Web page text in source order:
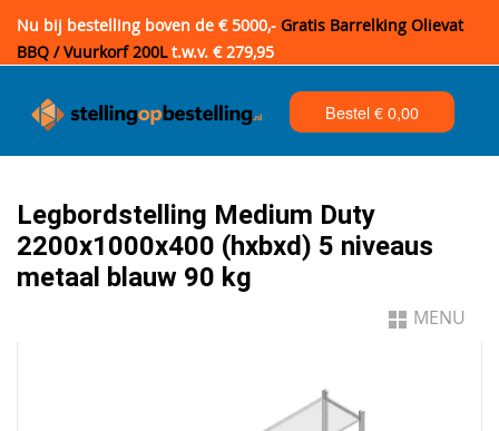
Nu bij bestelling boven de € 5000,- Gratis Barrelking Olievat
BBQ / Vuurkorf 200Lt.w.v. € 279,95
Bestel €0,00
Legbordstelling Medium Duty
2200x1000x400 (hxbxd) 5 niveaus
metaal blauw 90 kg
MENU